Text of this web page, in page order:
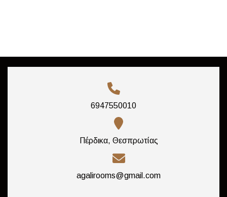
6947550010
Πέρδικα, Θεσπρωτίας
agalirooms@gmail.com